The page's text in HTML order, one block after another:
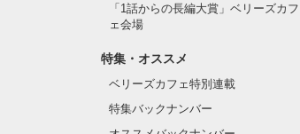
「1話からの長編大賞」ベリーズカフ
ェ会場
特集・オススメ
ベリーズカフェ特別連載
特集バックナンバー